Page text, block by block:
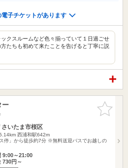
子チケットがあります
クスルームなど色々揃っていて１日過ごせ
たちも初めて来たことを告げると丁寧に説
お気に入
りに追加
ー
さいたま市桜区
西浦和駅642m
ス停」から徒歩約7分 ※無料送迎バスでお越しの
9:00～21:00
730円～